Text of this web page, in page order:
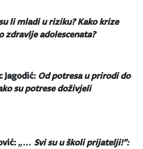
li mladi u riziku? Kako krize
zdravlje adolescenata?
Jagodić: Od potresa u prirodi do
su potrese doživjeli
„… Svi su u školi prijatelji!“: